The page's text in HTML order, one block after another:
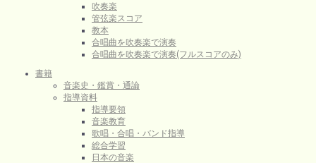
吹奏楽
管弦楽スコア
教本
合唱曲を吹奏楽で演奏
合唱曲を吹奏楽で演奏(フルスコアのみ)
書籍
音楽史・鑑賞・通論
指導資料
指導要領
音楽教育
歌唱・合唱・バンド指導
総合学習
日本の音楽